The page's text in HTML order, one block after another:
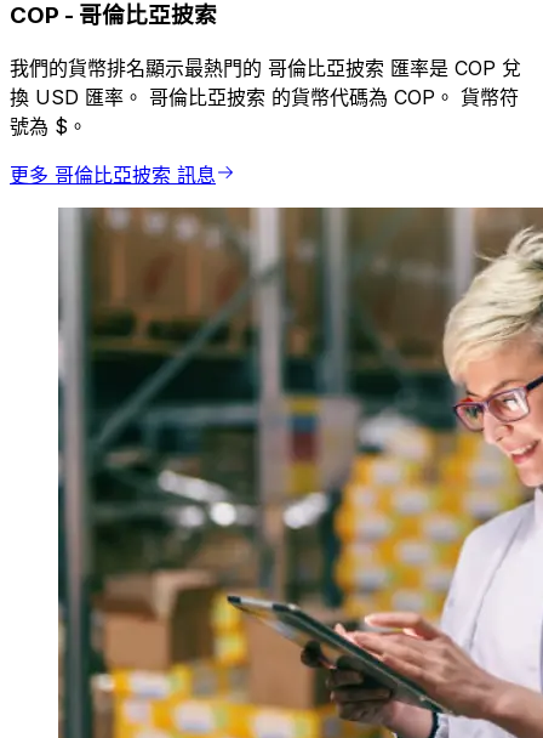
COP - 哥倫比亞披索
我們的貨幣排名顯示最熱門的 哥倫比亞披索 匯率是 COP 兌
換 USD 匯率。 哥倫比亞披索 的貨幣代碼為 COP。 貨幣符
號為 $。
更多 哥倫比亞披索 訊息